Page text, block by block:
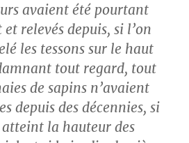
avaient été pourtant
relevés depuis, si l’on
les tessons sur le haut
tout regard, tout
de sapins n’avaient
depuis des décennies, si
la hauteur des